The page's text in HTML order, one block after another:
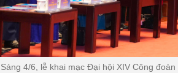
Sáng 4/6, lễ khai mạc Đại hội XIV Công